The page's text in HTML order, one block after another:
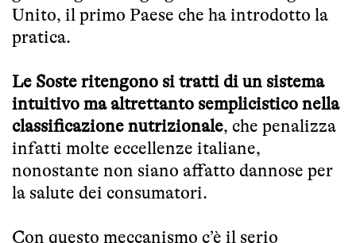
Unito, il primo Paese che ha introdotto la
pratica.
Le Soste ritengono si tratti di un sistema
intuitivo ma altrettanto semplicistico nella
classificazione nutrizionale, che penalizza
infatti molte eccellenze italiane,
nonostante non siano affatto dannose per
la salute dei consumatori.
Con questo meccanismo c’è il serio